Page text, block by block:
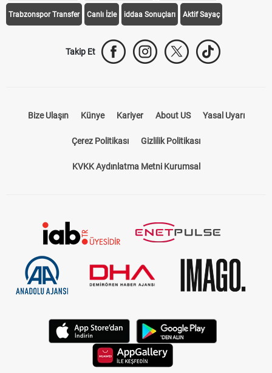
Trabzonspor Transfer Canlı İzle iddaa Sonuçları Aktif Sayaç
Takip Et
Bize Ulaşın Künye Kariyer About US Yasal Uyarı
Çerez Politikası Gizlilik Politikası
KVKK Aydınlatma Metni Kurumsal